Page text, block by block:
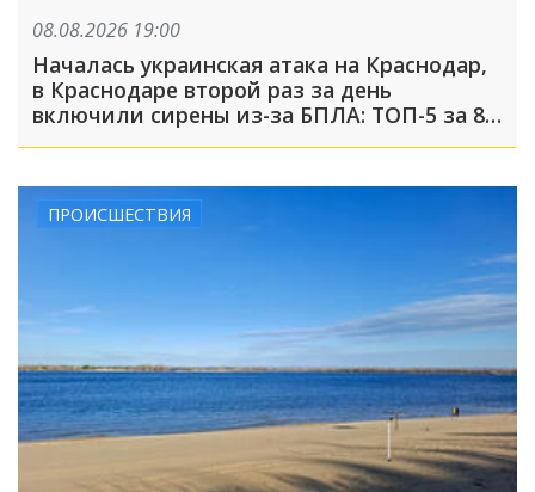
08.08.2026 19:00
Началась украинская атака на Краснодар,
в Краснодаре второй раз за день
включили сирены из-за БПЛА: ТОП-5 за 8
ПРОИСШЕСТВИЯ